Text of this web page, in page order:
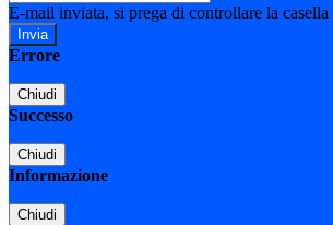
E-mail inviata, si prega di controllare la
Errore
Chiudi
Successo
Chiudi
Informazione
Chiudi